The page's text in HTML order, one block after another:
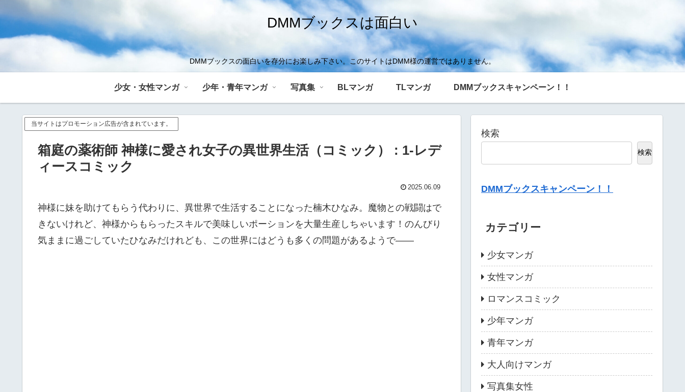
DMMブックスは面白い
DMMブックスの面白いを存分にお楽しみ下さい。このサイトはDMM様の運営ではありません。
少女・女性マンガ 少年・青年マンガ 写真集 BLマンガ TLマンガ DMMブックスキャンペーン！！
当サイトはプロモーション広告が含まれています。
箱庭の薬術師 神様に愛され女子の異世界生活（コミック） : 1-レデ
ィースコミック
2025.06.09
神様に妹を助けてもらう代わりに、異世界で生活することになった楠木ひなみ。魔物との戦闘はで
きないけれど、神様からもらったスキルで美味しいポーションを大量生産しちゃいます！のんびり
気ままに過ごしていたひなみだけれども、この世界にはどうも多くの問題があるようで――
検索
検索
DMMブックスキャンペーン！！
カテゴリー
少女マンガ
女性マンガ
ロマンスコミック
少年マンガ
青年マンガ
大人向けマンガ
写真集女性